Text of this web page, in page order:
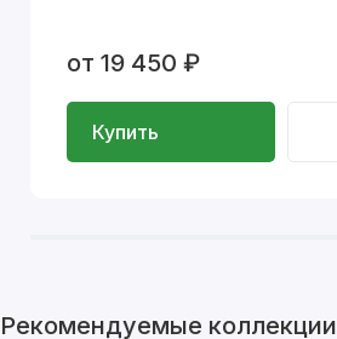
от 19 450 ₽
Купить
Рекомендуемые коллекции